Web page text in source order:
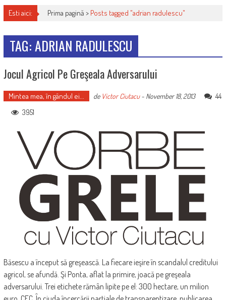
Esti aici: Prima pagină > Posts tagged "adrian radulescu"
TAG: ADRIAN RADULESCU
Jocul Agricol Pe Greşeala Adversarului
Mintea mea, în gândul ei... de Victor Ciutacu- November 18, 2013
44
3951
Băsescu a început să greşească. La fiecare ieşire în scandalul creditului
agricol, se afundă. Şi Ponta, aflat la primire, joacă pe greşeala
adversarului. Trei etichete rămân lipite pe el: 300 hectare, un milion